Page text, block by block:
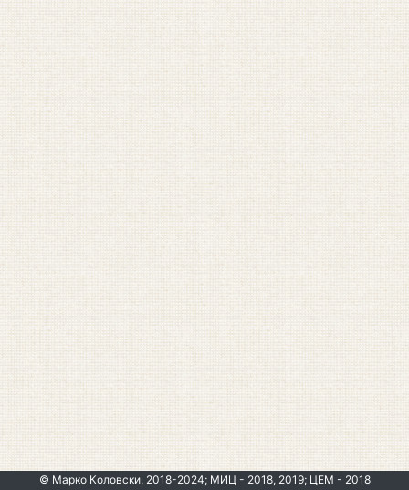
© Марко Коловски, 2018-2024; МИЦ - 2018, 2019; ЦЕМ - 2018